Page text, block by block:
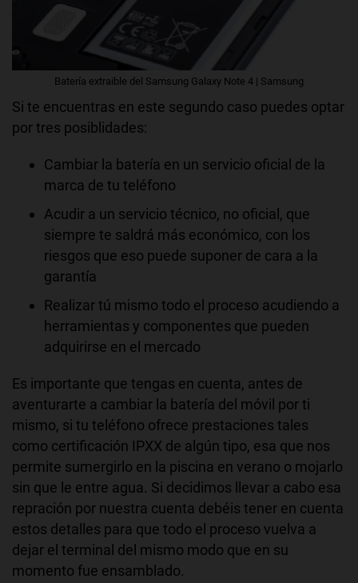
Batería extraible del Samsung Galaxy Note 4 | Samsung
Si te encuentras en este segundo caso puedes optar
por tres posiblidades:
Cambiar la batería en un servicio oficial de la
marca de tu teléfono
Acudir a un servicio técnico, no oficial, que
siempre te saldrá más económico, con los
riesgos que eso puede suponer de cara a la
garantía
Realizar tú mismo todo el proceso acudiendo a
herramientas y componentes que pueden
adquirirse en el mercado
Es importante que tengas en cuenta, antes de
aventurarte a cambiar la batería del móvil por ti
mismo, si tu teléfono ofrece prestaciones tales
como certificación IPXX de algún tipo, esa que nos
permite sumergirlo en la piscina en verano o mojarlo
sin que le entre agua. Si decidimos llevar a cabo esa
repración por nuestra cuenta debéis tener en cuenta
estos detalles para que todo el proceso vuelva a
dejar el terminal del mismo modo que en su
momento fue ensamblado.